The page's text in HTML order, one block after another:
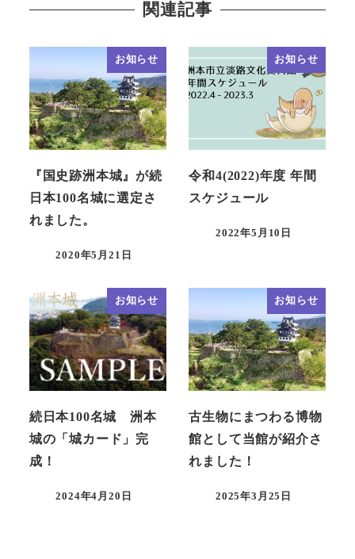
関連記事
お知らせ
『国史跡洲本城』が続
日本100名城に選定さ
れました。
2020年5月21日
お知らせ
令和4(2022)年度 年間
スケジュール
2022年5月10日
お知らせ
続日本100名城 洲本
城の「城カード」完
成！
2024年4月20日
お知らせ
古生物にまつわる博物
館として当館が紹介さ
れました！
2025年3月25日